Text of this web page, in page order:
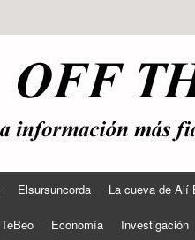
Elsursuncorda La cueva de Alí
TeBeo Economía Investigación